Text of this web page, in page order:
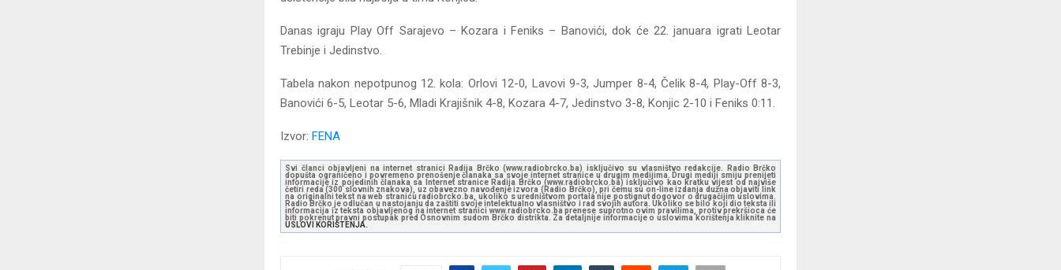
Danas igraju Play Off Sarajevo – Kozara i Feniks – Banovići, dok će 22. januara igrati Leotar
Trebinje i Jedinstvo.
Tabela nakon nepotpunog 12. kola: Orlovi 12-0, Lavovi 9-3, Jumper 8-4, Čelik 8-4, Play-Off 8-3,
Banovići 6-5, Leotar 5-6, Mladi Krajišnik 4-8, Kozara 4-7, Jedinstvo 3-8, Konjic 2-10 i Feniks 0:11.
Izvor: FENA
Svi članci objavljeni na internet stranici Radija Brčko (www.radiobrcko.ba) isključivo su vlasništvo redakcije. Radio Brčko
dopušta ograničeno i povremeno prenošenje članaka sa svoje internet stranice u drugim medijima. Drugi mediji smiju prenijeti
informacije iz pojedinih članaka sa Internet stranice Radija Brčko (www.radiobrcko.ba) isključivo kao kratku vijest od najviše
četiri reda (300 slovnih znakova), uz obavezno navođenje izvora (Radio Brčko), pri čemu su on-line izdanja dužna objaviti link
na originalni tekst na web stranicu radiobrcko.ba, ukoliko s uredništvom portala nije postignut dogovor o drugačijim uslovima.
Radio Brčko je odlučan u nastojanju da zaštiti svoje intelektualno vlasništvo i rad svojih autora. Ukoliko se bilo koji dio teksta ili
informacija iz teksta objavljenog na internet stranici www.radiobrcko.ba prenese suprotno ovim pravilima, protiv prekršioca će
biti pokrenut pravni postupak pred Osnovnim sudom Brčko distrikta. Za detaljnije informacije o uslovima korištenja kliknite na
USLOVI KORIŠTENJA.